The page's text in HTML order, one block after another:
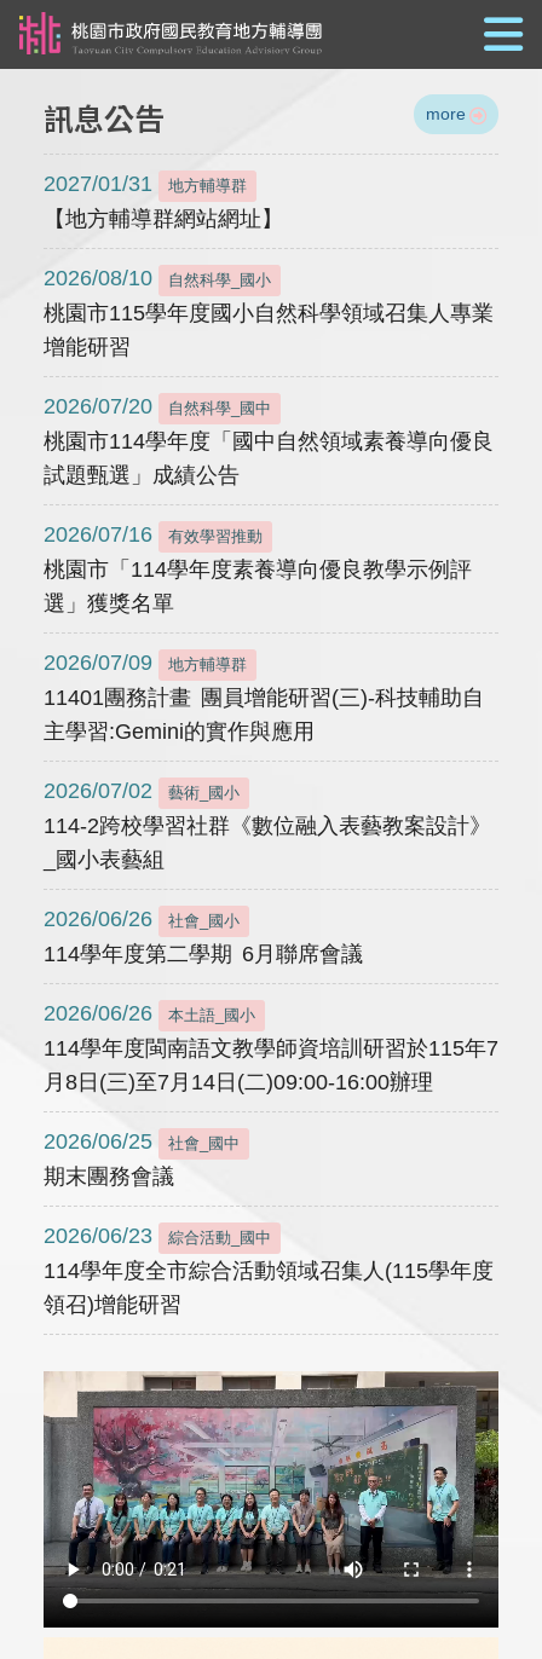
訊息公告 more
2027/01/31 地方輔導群
【地方輔導群網站網址】
2026/08/10 自然科學_國小
桃園市115學年度國小自然科學領域召集人專業
增能研習
2026/07/20 自然科學_國中
桃園市114學年度「國中自然領域素養導向優良
試題甄選」成績公告
2026/07/16 有效學習推動
桃園市「114學年度素養導向優良教學示例評
選」獲獎名單
2026/07/09 地方輔導群
11401團務計畫 團員增能研習(三)-科技輔助自
主學習:Gemini的實作與應用
2026/07/02 藝術_國小
114-2跨校學習社群《數位融入表藝教案設計》
_國小表藝組
2026/06/26 社會_國小
114學年度第二學期 6月聯席會議
2026/06/26 本土語_國小
114學年度閩南語文教學師資培訓研習於115年7
月8日(三)至7月14日(二)09:00-16:00辦理
2026/06/25 社會_國中
期末團務會議
2026/06/23 綜合活動_國中
114學年度全市綜合活動領域召集人(115學年度
領召)增能研習